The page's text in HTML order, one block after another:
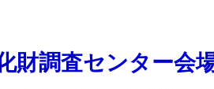
財調査センター会